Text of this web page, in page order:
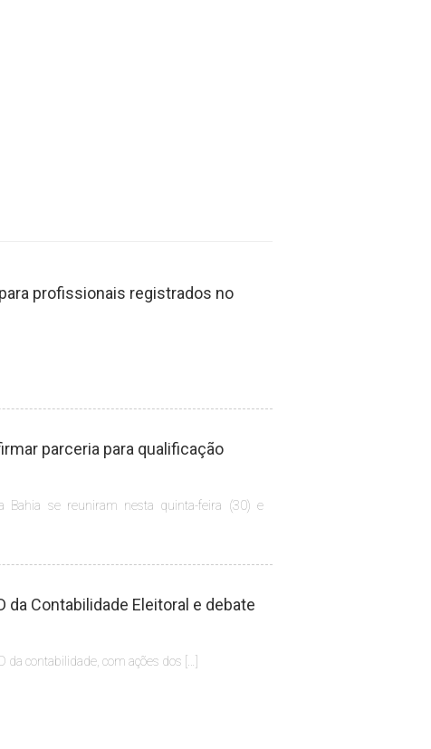
profissionais registrados no
parceria para qualificação
Bahia se reuniram nesta quinta-feira (30) e
da Contabilidade Eleitoral e debate
contabilidade, com ações dos […]